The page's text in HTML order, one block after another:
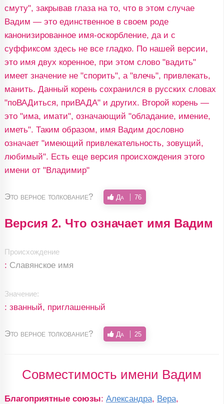
смуту", закрывав глаза на то, что в этом случае
Вадим — это единственное в своем роде
канонизированное имя-оскорбление, да и с
суффиксом здесь не все гладко. По нашей версии,
это имя двух коренное, при этом слово "вадить"
имеет значение не "спорить", а "влечь", привлекать,
манить. Данный корень сохранился в русских словах
"поВАДиться, приВАДА" и других. Второй корень —
это "има, имати", означающий "обладание, имение,
иметь". Таким образом, имя Вадим дословно
означает "имеющий привлекательность, зовущий,
любимый". Есть еще версия происхождения этого
имени от "Владимир"
Это верное толкование? Да 76
Версия 2. Что означает имя Вадим
Происхождение
: Славянское имя
Значение:
: званный, приглашенный
Это верное толкование? Да 25
Совместимость имени Вадим
Благоприятные союзы: Александра, Вера,